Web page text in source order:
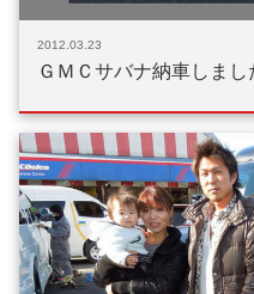
2012.03.23
ＧＭＣサバナ納車しま